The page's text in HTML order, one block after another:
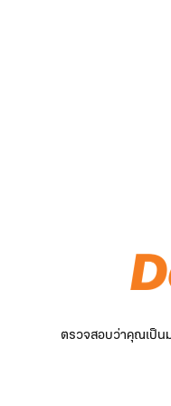
ตรวจสอบว่าคุณเป็น